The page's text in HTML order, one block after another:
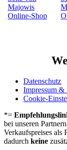
Daten­schutz
Impres­sum &
Cookie-
*=
bei unseren
Verkaufspreises als
dadurch keine